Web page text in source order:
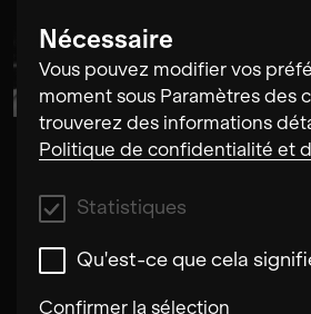
Nécessaire
Vous pouvez modifier vos
moment sous Paramètres des
trouverez des informations
Politique de confidentialité et
Statistiques
Qu'est-ce que cela
Confirmer la sélection
Merve Salgar